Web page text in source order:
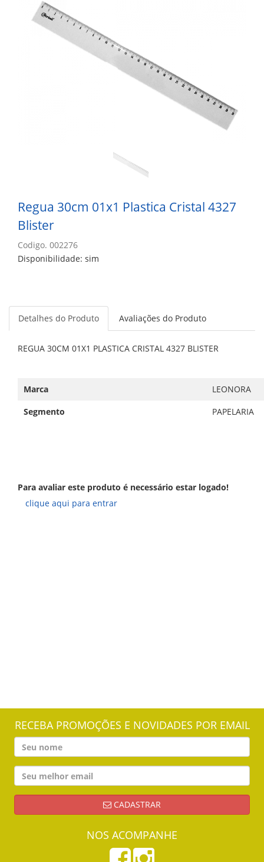
Regua 30cm 01x1 Plastica Cristal 4327
Blister
Codigo. 002276
Disponibilidade: sim
Detalhes do Produto Avaliações do Produto
REGUA 30CM 01X1 PLASTICA CRISTAL 4327 BLISTER
Marca
LEONORA
Segmento
PAPELARIA
Para avaliar este produto é necessário estar logado!
clique aqui para entrar
RECEBA PROMOÇÕES E NOVIDADES POR EMAIL
CADASTRAR
NOS ACOMPANHE